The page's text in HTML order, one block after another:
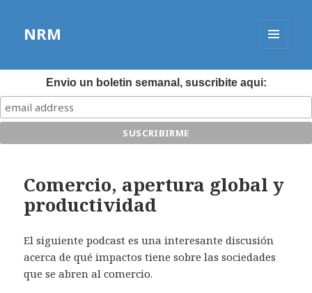
NRM
WIDGETS
Envio un boletin semanal, suscribite aqui:
Comercio, apertura global y
productividad
El siguiente podcast es una interesante discusión
acerca de qué impactos tiene sobre las sociedades
que se abren al comercio.